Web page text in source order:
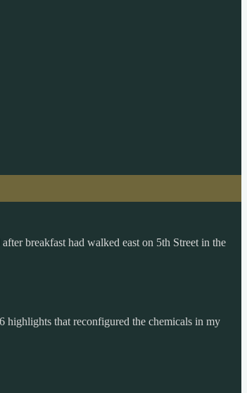
breakfast had walked east on 5th Street in the
highlights that reconfigured the chemicals in my